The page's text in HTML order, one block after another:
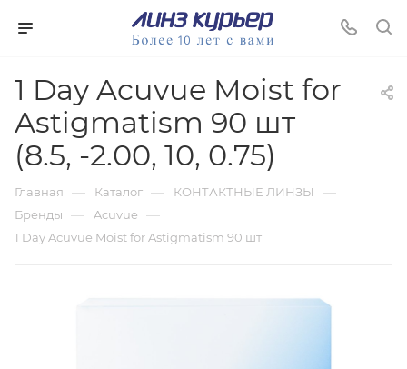
1 Day Acuvue Moist for
Astigmatism 90 шт
(8.5, -2.00, 10, 0.75)
Главная — Каталог — КОНТАКТНЫЕ ЛИНЗЫ —
Бренды — Acuvue —
1 Day Acuvue Moist for Astigmatism 90 шт